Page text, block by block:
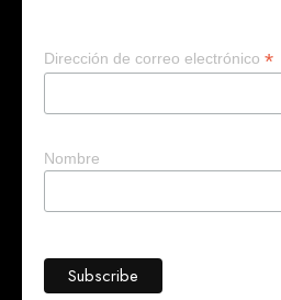
Dirección de correo electrónico *
Nombre
¿Quieres que te ayude a